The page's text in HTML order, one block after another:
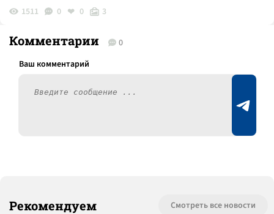
1511 0 0 3
Комментарии 0
Рекомендуем Смотреть все новости